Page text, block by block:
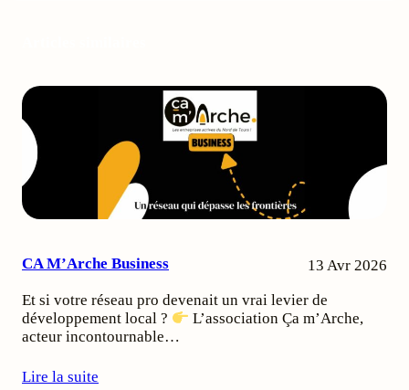
CA M’Arche Business 13 Avr 2026
Et si votre réseau pro devenait un vrai levier de
développement local ?
L’association Ça m’Arche,
acteur incontournable…
Lire la suite